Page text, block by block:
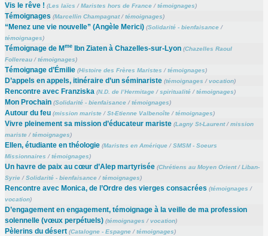
Vis le rêve ! (Les laïcs /Maristes hors de France/témoignages)
Témoignages (Marcellin Champagnat/témoignages)
“Menez une vie nouvelle” (Angèle Merici) (Solidarité - bienfaisance/
témoignages)
Témoignage de MmeIbn Ziaten à Chazelles-sur-Lyon (Chazelles Raoul
Follereau/témoignages)
Témoignage d’Émilie (Histoire des Frères Maristes /témoignages)
D’appels en appels, itinéraire d’un séminariste (témoignages /vocation)
Rencontre avec Franziska (N.D. de l’Hermitage/spiritualité/témoignages)
Mon Prochain (Solidarité - bienfaisance/témoignages)
Autour du feu (mission mariste/St-Etienne Valbenoîte/témoignages)
Vivre pleinement sa mission d’éducateur mariste (Lagny St-Laurent/mission
mariste/témoignages)
Ellen, étudiante en théologie (Maristes en Amérique/SMSM - Soeurs
Missionnaires /témoignages)
Un havre de paix au cœur d’Alep martyrisée (Chrétiens au Moyen Orient/Liban-
Syrie/Solidarité - bienfaisance/témoignages)
Rencontre avec Monica, de l’Ordre des vierges consacrées (témoignages /
vocation)
D’engagement en engagement, témoignage à la veille de ma profession
solennelle (vœux perpétuels) (témoignages /vocation)
Pèlerins du désert (Catalogne - Espagne/témoignages)